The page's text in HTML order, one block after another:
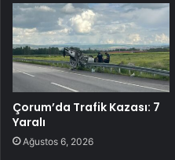
Çorum’da Trafik Kazası: 7
Yaralı
Ağustos 6, 2026